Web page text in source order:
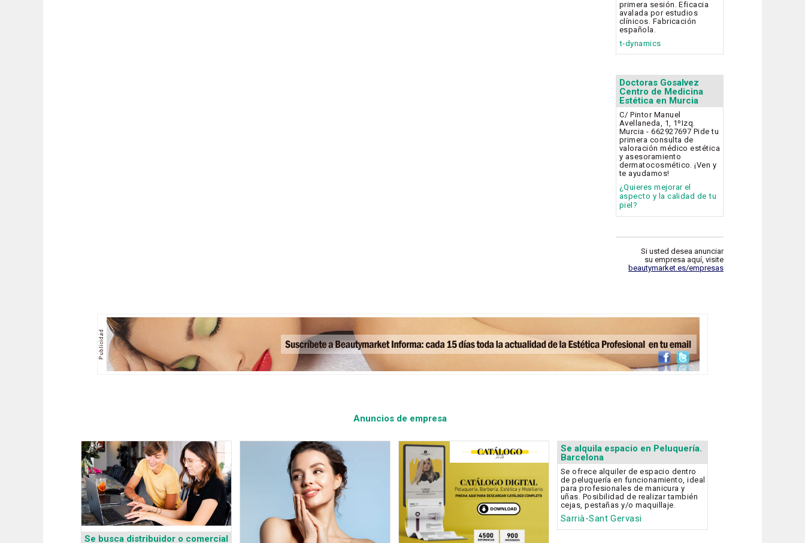
primera sesión. Eficacia
avalada por estudios
clínicos. Fabricación
española.
t-dynamics
Doctoras Gosalvez
Centro de Medicina
Estética en Murcia
C/ Pintor Manuel
Avellaneda, 1, 1ºIzq.
Murcia - 662927697 Pide tu
primera consulta de
valoración médico estética
y asesoramiento
dermatocosmético. ¡Ven y
te ayudamos!
¿Quieres mejorar el
aspecto y la calidad de tu
piel?
Si usted desea anunciar
su empresa aquí, visite
beautymarket.es/empresas
Anuncios de empresa
Se busca distribuidor o comercial
Se alquila espacio en Peluquería.
Barcelona
Se ofrece alquiler de espacio dentro
de peluquería en funcionamiento, ideal
para profesionales de manicura y
uñas. Posibilidad de realizar también
cejas, pestañas y/o maquillaje.
Sarrià-Sant Gervasi